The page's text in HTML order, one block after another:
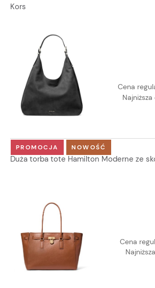
Kors
Cena
Najniższa
Duża torba tote Hamilton Moderne ze
Cena
PROMOCJA NOWOŚĆ